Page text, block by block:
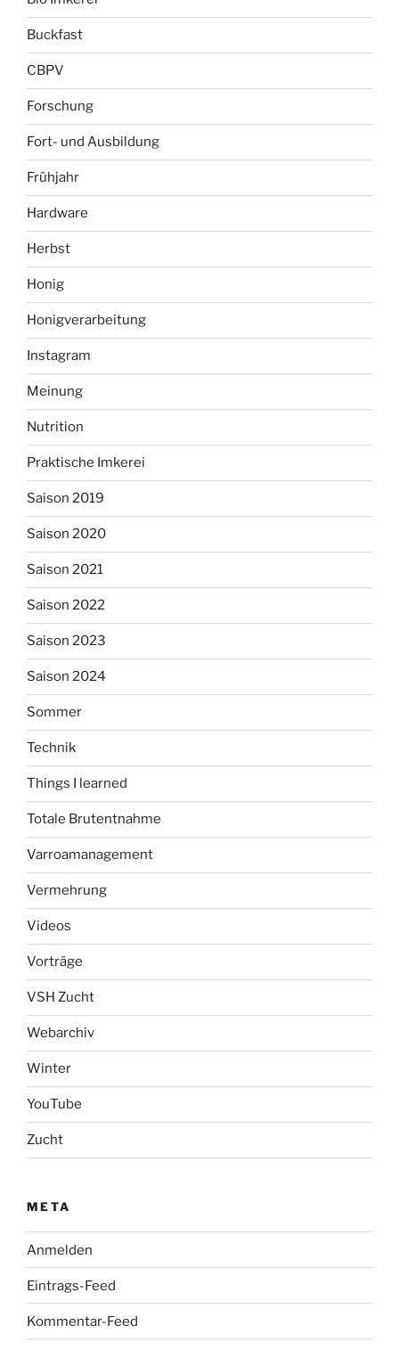
Buckfast
CBPV
Forschung
Fort- und Ausbildung
Frühjahr
Hardware
Herbst
Honig
Honigverarbeitung
Instagram
Meinung
Nutrition
Praktische Imkerei
Saison 2019
Saison 2020
Saison 2021
Saison 2022
Saison 2023
Saison 2024
Sommer
Technik
Things I learned
Totale Brutentnahme
Varroamanagement
Vermehrung
Videos
Vorträge
VSH Zucht
Webarchiv
Winter
YouTube
Zucht
META
Anmelden
Eintrags-Feed
Kommentar-Feed